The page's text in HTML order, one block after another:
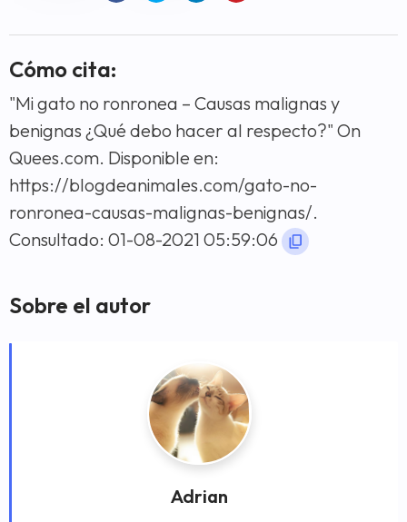
Cómo cita:
"Mi gato no ronronea – Causas malignas y
benignas ¿Qué debo hacer al respecto?" On
Quees.com. Disponible en:
https://blogdeanimales.com/gato-no-
ronronea-causas-malignas-benignas/.
Consultado: 01-08-2021 05:59:06
Sobre el autor
Adrian